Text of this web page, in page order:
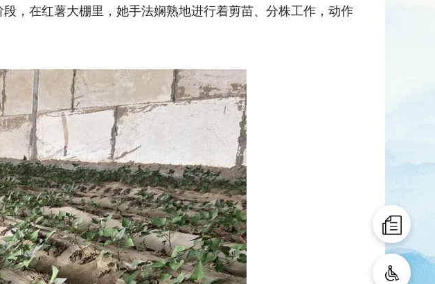
，在红薯大棚里，她手法娴熟地进行着剪苗、分株工作，动作